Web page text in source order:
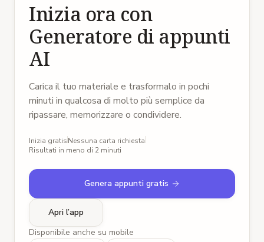
Inizia ora con
Generatore di appunti
AI
Carica il tuo materiale e trasformalo in pochi
minuti in qualcosa di molto più semplice da
ripassare, memorizzare o condividere.
Inizia gratisNessuna carta richiesta
Risultati in meno di 2 minuti
Genera appunti gratis
Apri l’app
Disponibile anche su mobile